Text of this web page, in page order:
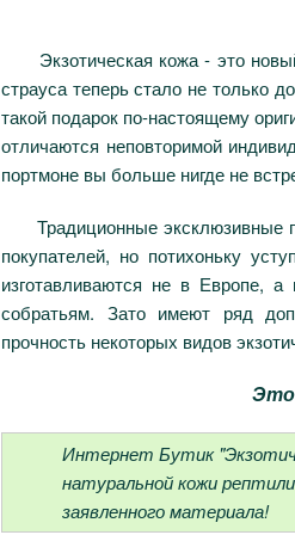
Экзотическая кожа - это
страуса теперь стало не только
такой подарок по-настоящему
отличаются неповторимой
портмоне вы больше нигде не
Традиционные эксклюзивные
покупателей, но потихоньку
изготавливаются не в Европе,
собратьям. Зато имеют ряд
прочность некоторых видов
Это
Интернет Бутик
натуральной кожи
заявленного материала!